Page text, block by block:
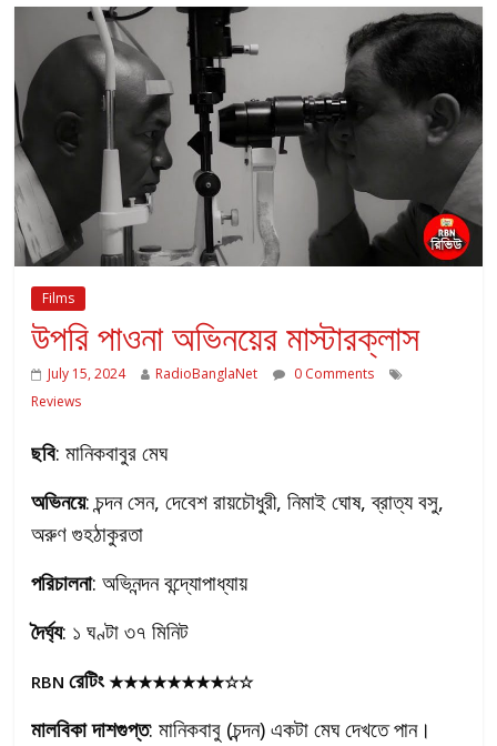
Films
উপরি পাওনা অভিনয়ের মাস্টারক্লাস
July 15, 2024 RadioBanglaNet
0 Comments
Reviews
ছবি: মানিকবাবুর মেঘ
অভিনয়ে: চন্দন সেন, দেবেশ রায়চৌধুরী, নিমাই ঘোষ, ব্রাত্য বসু,
অরুণ গুহঠাকুরতা
পরিচালনা: অভিনন্দন বন্দ্যোপাধ্যায়
দৈর্ঘ্য: ১ ঘণ্টা ৩৭ মিনিট
RBN রেটিং ★★★★★★★★☆☆
মালবিকা দাশগুপ্ত: মানিকবাবু (চন্দন) একটা মেঘ দেখতে পান।